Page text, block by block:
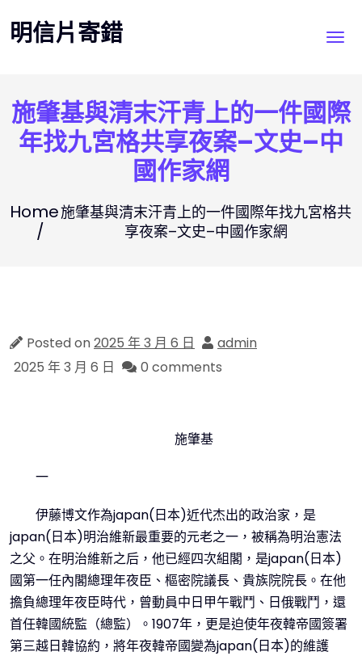
to
content
明信片寄錯
施肇基與清末汗青上的一件國際
年找九宮格共享夜案–文史–中
國作家網
Home施肇基與清末汗青上的一件國際年找九宮格共
享夜案–文史–中國作家網
Posted on2025 年 3 月 6 日
admin
2025 年 3 月 6 日
0 comments
施肇基
一
伊藤博文作為japan(日本)近代杰出的政治家，是
japan(日本)明治維新最重要的元老之一，被稱為明治憲法
之父。在明治維新之后，他已經四次組閣，是japan(日本)
國第一任內閣總理年夜臣、樞密院議長、貴族院院長。在他
擔負總理年夜臣時代，曾動員中日甲午戰鬥、日俄戰鬥，還
首任韓國統監（總監）。1907年，更是迫使年夜韓帝國簽署
第三越日韓協約，將年夜韓帝國變為japan(日本)的維護